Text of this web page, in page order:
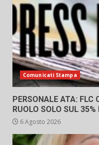
Comunicati Stampa
PERSONALE ATA: FLC
RUOLO SOLO SUL
6 Agosto 2026